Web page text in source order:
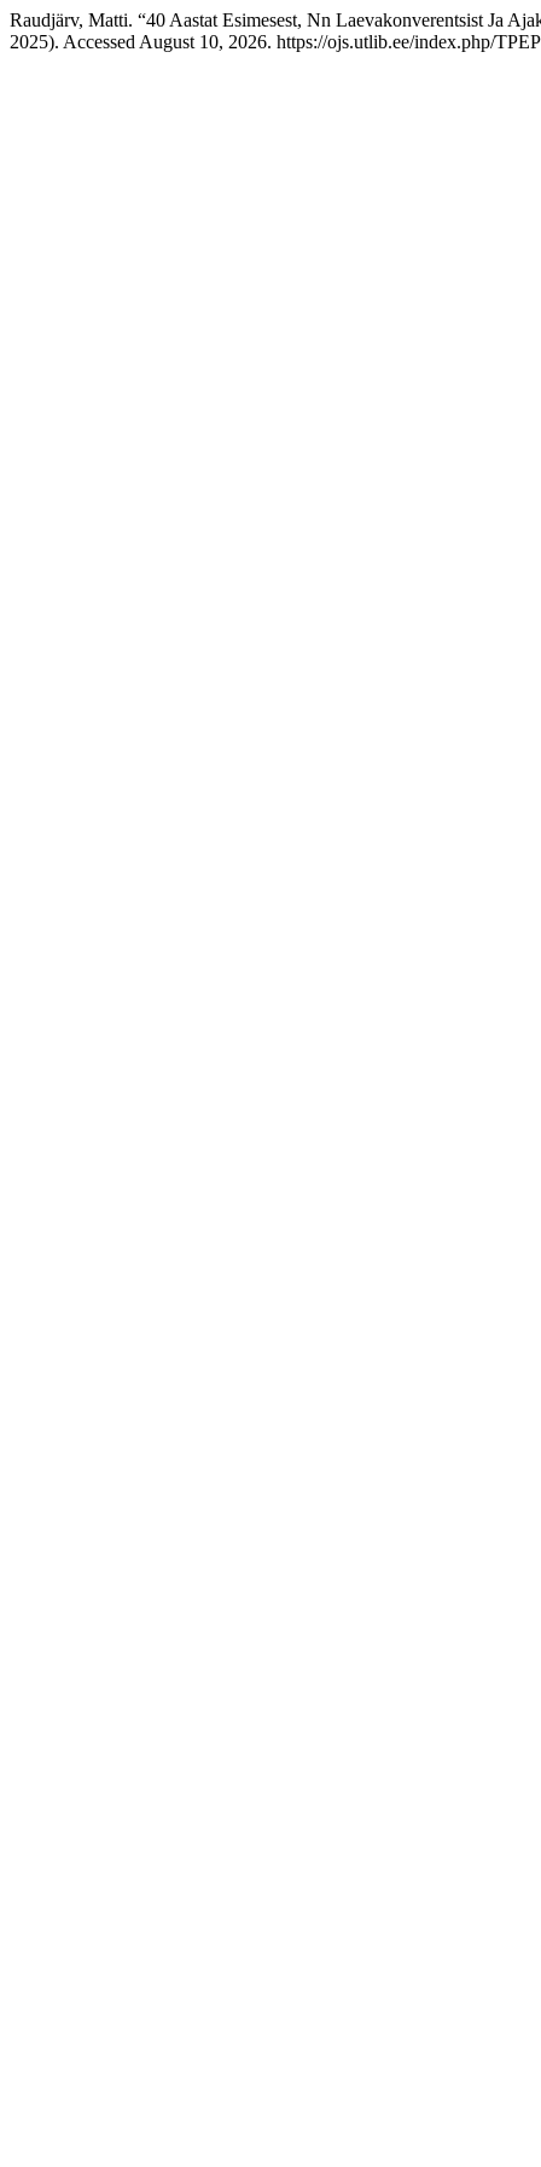
Raudjärv, Matti. “40 Aastat Esimesest, Nn Laevakonverentsist Ja
2025). Accessed August 10, 2026. https://ojs.utlib.ee/index.php/